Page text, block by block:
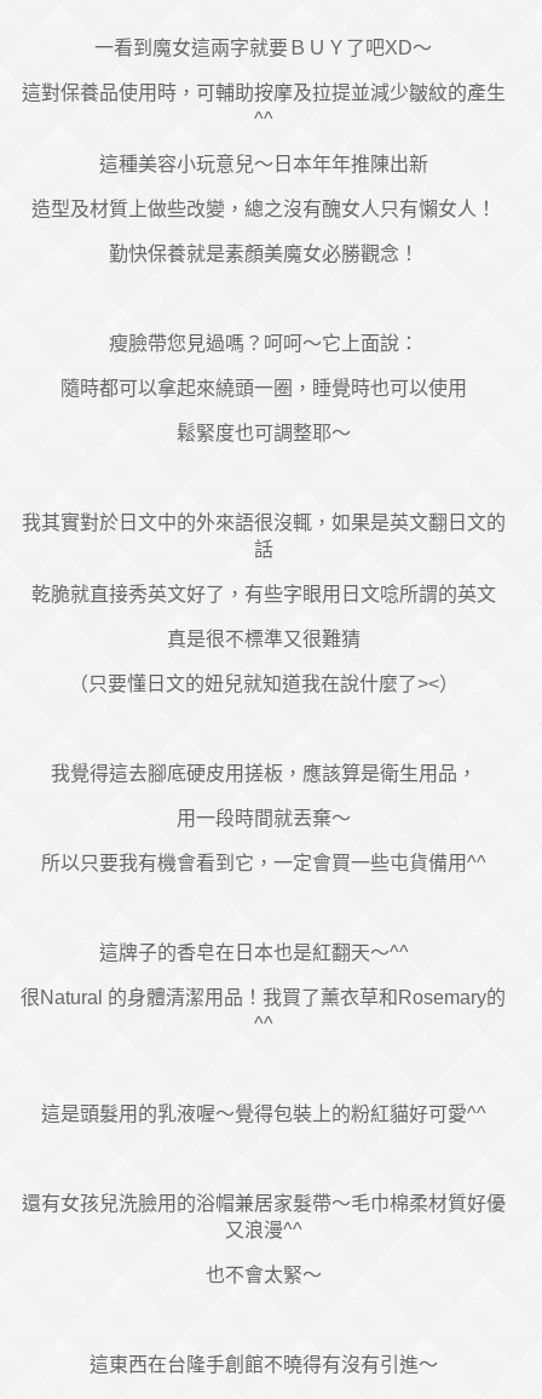
一看到魔女這兩字就要ＢＵＹ了吧XD～
這對保養品使用時，可輔助按摩及拉提並減少皺紋的產生
^^
這種美容小玩意兒～日本年年推陳出新
造型及材質上做些改變，總之沒有醜女人只有懶女人！
勤快保養就是素顏美魔女必勝觀念！
瘦臉帶您見過嗎？呵呵～它上面說：
隨時都可以拿起來繞頭一圈，睡覺時也可以使用
鬆緊度也可調整耶～
我其實對於日文中的外來語很沒輒，如果是英文翻日文的
話
乾脆就直接秀英文好了，有些字眼用日文唸所謂的英文
真是很不標準又很難猜
（只要懂日文的妞兒就知道我在說什麼了><）
我覺得這去腳底硬皮用搓板，應該算是衛生用品，
用一段時間就丟棄～
所以只要我有機會看到它，一定會買一些屯貨備用^^
這牌子的香皂在日本也是紅翻天～^^
很Natural 的身體清潔用品！我買了薰衣草和Rosemary的
^^
這是頭髮用的乳液喔～覺得包裝上的粉紅貓好可愛^^
還有女孩兒洗臉用的浴帽兼居家髮帶～毛巾棉柔材質好優
又浪漫^^
也不會太緊～
這東西在台隆手創館不曉得有沒有引進～